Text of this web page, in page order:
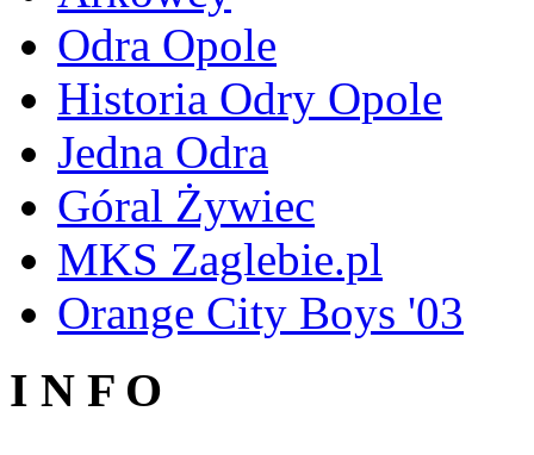
Odra Opole
Historia Odry Opole
Jedna Odra
Góral Żywiec
MKS Zaglebie.pl
Orange City Boys '03
I N F O